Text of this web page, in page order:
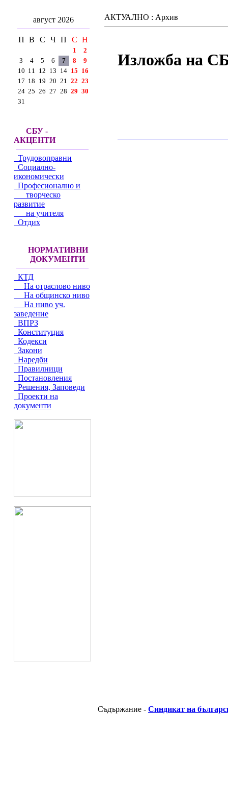
август 2026
П В С Ч П С Н
1
2
3
4 5 6 7 8
9
10 11 12 13 14 15 16
17 18 19 20 21 22 23
24 25 26 27 28 29 30
31
СБУ -
АКЦЕНТИ
Трудовоправни
Социално-
икономически
Професионално и
творческо
развитие
на учителя
Отдих
НОРМАТИВНИ
ДОКУМЕНТИ
КТД
На отраслово ниво
На общинско ниво
На ниво уч.
заведение
ВПРЗ
Конституция
Кодекси
Закони
Наредби
Правилници
Постановления
Решения, Заповеди
Проекти на
документи
АКТУАЛНО : Архив
Изложба на
Съдържание - Синдикат на